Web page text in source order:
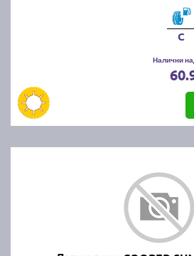
C
Налични